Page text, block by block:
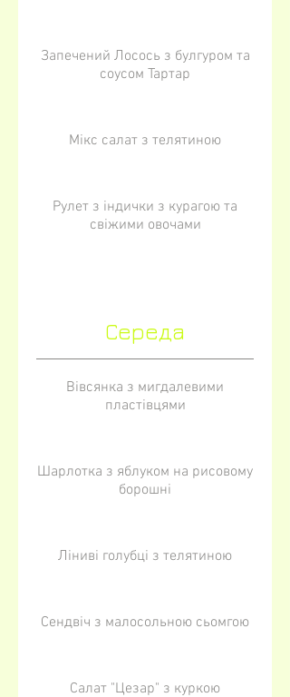
Запечений Лосось з булгуром та
соусом Тартар
Мікс салат з телятиною
Рулет з індички з курагою та
свіжими овочами
Середа
Вівсянка з мигдалевими
пластівцями
Шарлотка з яблуком на рисовому
борошні
Ліниві голубці з телятиною
Сендвіч з малосольною сьомгою
Салат "Цезар" з куркою